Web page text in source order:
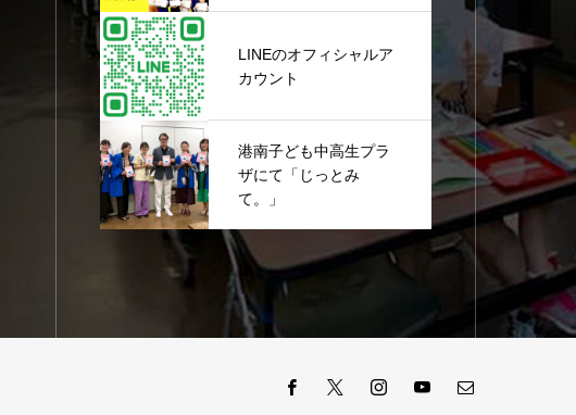
LINEのオフィシャルア
カウント
港南子ども中高生プラ
ザにて「じっとみ
て。」